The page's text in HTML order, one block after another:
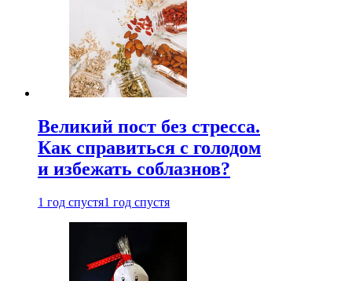
Великий пост без стресса.
Как справиться с голодом
и избежать соблазнов?
1 год спустя1 год спустя